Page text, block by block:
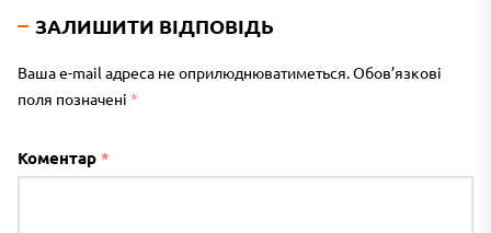
ЗАЛИШИТИ ВІДПОВІДЬ
Ваша e-mail адреса не оприлюднюватиметься.Обов’язкові
поля позначені *
Коментар *